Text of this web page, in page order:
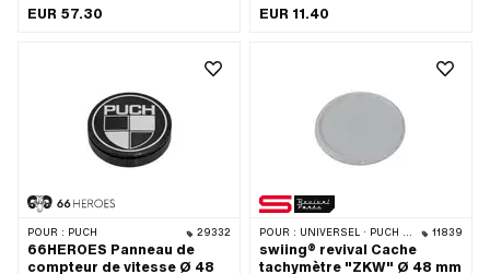
(filetage standard) · Hauteur: 33 mm ·
EUR 57.30
Allemagne · Matériau: Verre · Couleur:
EUR 11.40
POUR : PUCH 29332
66HEROES Panneau de
compteur de vitesse Ø 48
POUR : UNIVERSEL · PUCH · SACHS 11839
swiing® revival Cache
tachymètre "ZKW" Ø 48 mm